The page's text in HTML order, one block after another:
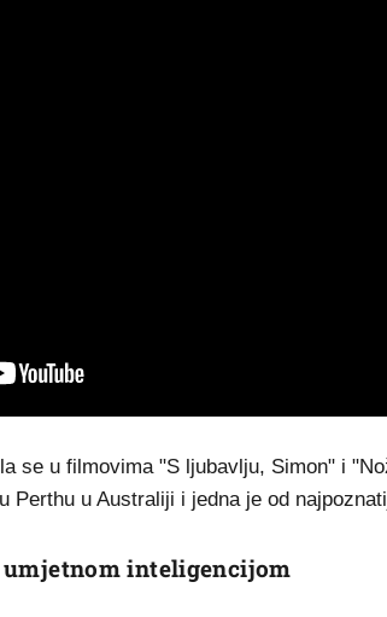
se u filmovima "S ljubavlju, Simon" i
Perthu u Australiji i jedna je od
inteligencijom